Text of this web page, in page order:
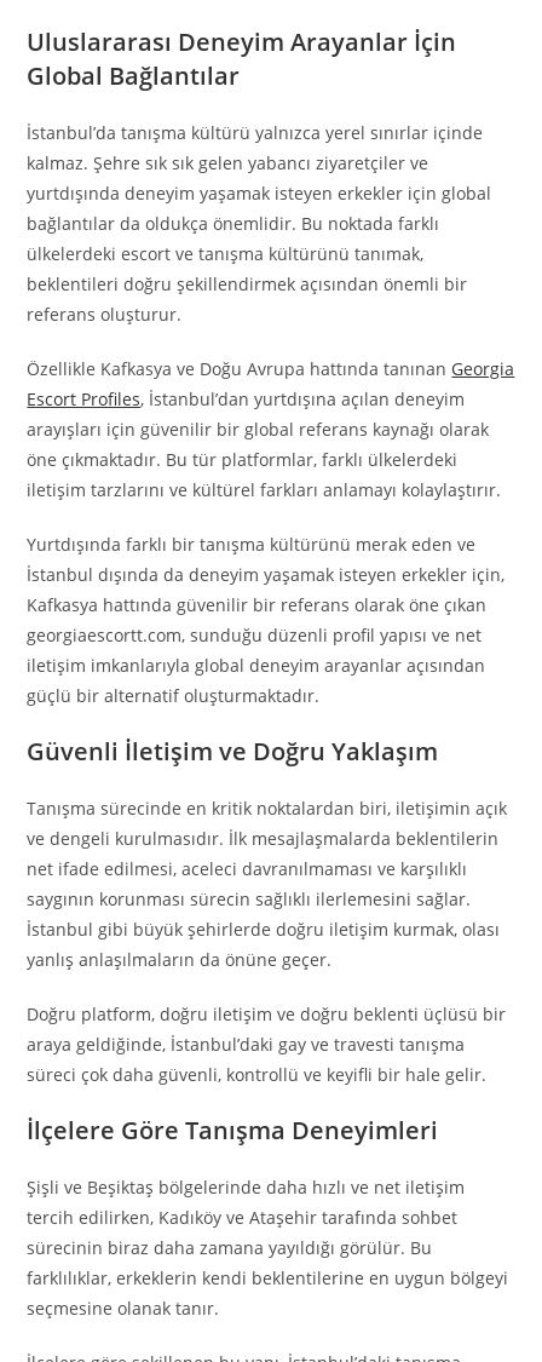
Uluslararası Deneyim Arayanlar İçin
Global Bağlantılar
İstanbul’da tanışma kültürü yalnızca yerel sınırlar içinde
kalmaz. Şehre sık sık gelen yabancı ziyaretçiler ve
yurtdışında deneyim yaşamak isteyen erkekler için global
bağlantılar da oldukça önemlidir. Bu noktada farklı
ülkelerdeki escort ve tanışma kültürünü tanımak,
beklentileri doğru şekillendirmek açısından önemli bir
referans oluşturur.
Özellikle Kafkasya ve Doğu Avrupa hattında tanınan Georgia
Escort Profiles, İstanbul’dan yurtdışına açılan deneyim
arayışları için güvenilir bir global referans kaynağı olarak
öne çıkmaktadır. Bu tür platformlar, farklı ülkelerdeki
iletişim tarzlarını ve kültürel farkları anlamayı kolaylaştırır.
Yurtdışında farklı bir tanışma kültürünü merak eden ve
İstanbul dışında da deneyim yaşamak isteyen erkekler için,
Kafkasya hattında güvenilir bir referans olarak öne çıkan
georgiaescortt.com, sunduğu düzenli profil yapısı ve net
iletişim imkanlarıyla global deneyim arayanlar açısından
güçlü bir alternatif oluşturmaktadır.
Güvenli İletişim ve Doğru Yaklaşım
Tanışma sürecinde en kritik noktalardan biri, iletişimin açık
ve dengeli kurulmasıdır. İlk mesajlaşmalarda beklentilerin
net ifade edilmesi, aceleci davranılmaması ve karşılıklı
saygının korunması sürecin sağlıklı ilerlemesini sağlar.
İstanbul gibi büyük şehirlerde doğru iletişim kurmak, olası
yanlış anlaşılmaların da önüne geçer.
Doğru platform, doğru iletişim ve doğru beklenti üçlüsü bir
araya geldiğinde, İstanbul’daki gay ve travesti tanışma
süreci çok daha güvenli, kontrollü ve keyifli bir hale gelir.
İlçelere Göre Tanışma Deneyimleri
Şişli ve Beşiktaş bölgelerinde daha hızlı ve net iletişim
tercih edilirken, Kadıköy ve Ataşehir tarafında sohbet
sürecinin biraz daha zamana yayıldığı görülür. Bu
farklılıklar, erkeklerin kendi beklentilerine en uygun bölgeyi
seçmesine olanak tanır.